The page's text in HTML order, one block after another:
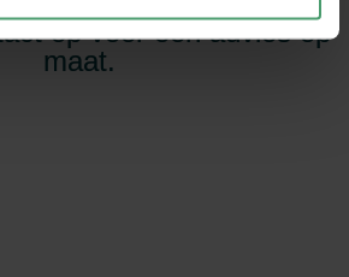
op voor een advies op
maat.